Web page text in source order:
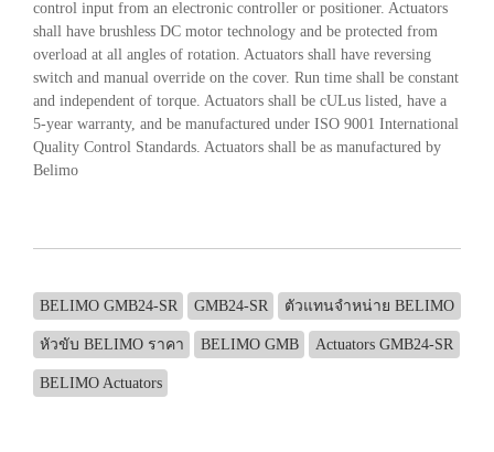
control input from an electronic controller or positioner. Actuators
shall have brushless DC motor technology and be protected from
overload at all angles of rotation. Actuators shall have reversing
switch and manual override on the cover. Run time shall be constant
and independent of torque. Actuators shall be cULus listed, have a
5-year warranty, and be manufactured under ISO 9001 International
Quality Control Standards. Actuators shall be as manufactured by
Belimo
BELIMO GMB24-SR GMB24-SR ตัวแทนจำหน่าย BELIMO
หัวขับ BELIMO ราคา BELIMO GMB Actuators GMB24-SR
BELIMO Actuators